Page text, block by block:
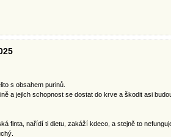
s obsahem purinů.
a jejlch schopnost se dostat do krve a škodit asi
finta, nařídí ti dietu, zakáží kdeco, a stejně to